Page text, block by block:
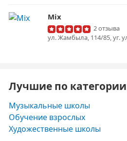
Mix
2 отзыва
ул. Жамбыла, 114/85, уг.
Лучшие по
Музыкальные школы
Обучение взрослых
Художественные школы